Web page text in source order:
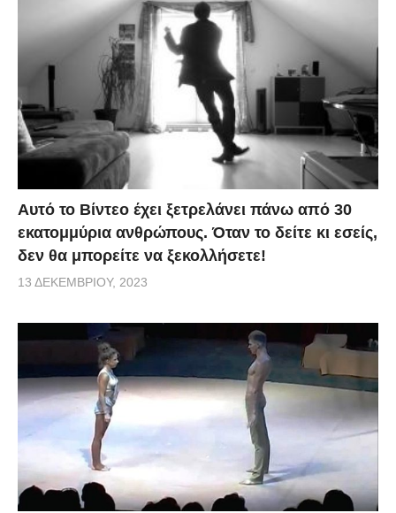
Αυτό το Βίντεο έχει ξετρελάνει πάνω από 30
εκατομμύρια ανθρώπους. Όταν το δείτε κι εσείς,
δεν θα μπορείτε να ξεκολλήσετε!
13 ΔΕΚΕΜΒΡΊΟΥ, 2023